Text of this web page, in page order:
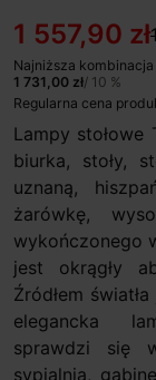
1 557,90 zł
Najniższa
1 731,00 zł/ 10 %
Regularna cena
Lampy stołowe
biurka, stoły,
uznaną,
żarówkę,
wykończonego
jest okrągły
Źródłem
elegancka
sprawdzi się
sypialnia,